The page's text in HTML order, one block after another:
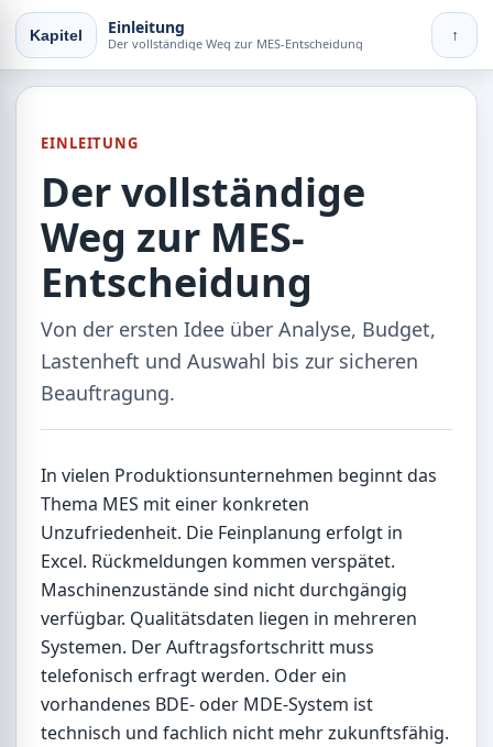
Kapitel Einleitung
Der vollständige Weg zur MES-Entscheidung ↑
EINLEITUNG
Der vollständige
Weg zur MES-
Entscheidung
Von der ersten Idee über Analyse, Budget,
Lastenheft und Auswahl bis zur sicheren
Beauftragung.
In vielen Produktionsunternehmen beginnt das
Thema MES mit einer konkreten
Unzufriedenheit. Die Feinplanung erfolgt in
Excel. Rückmeldungen kommen verspätet.
Maschinenzustände sind nicht durchgängig
verfügbar. Qualitätsdaten liegen in mehreren
Systemen. Der Auftragsfortschritt muss
telefonisch erfragt werden. Oder ein
vorhandenes BDE- oder MDE-System ist
technisch und fachlich nicht mehr zukunftsfähig.